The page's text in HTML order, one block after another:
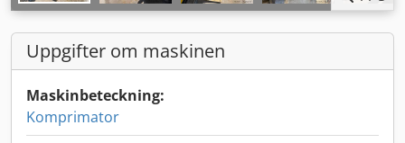
Uppgifter om maskinen
Maskinbeteckning:
Komprimator